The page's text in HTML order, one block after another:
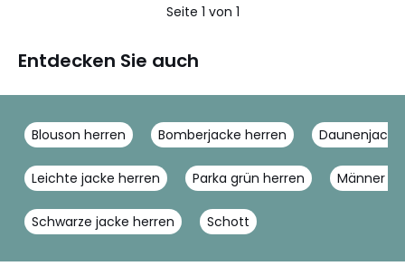
Seite 1 von 1
Entdecken Sie auch
Blouson herren Bomberjacke herren
Leichte jacke herren Parka grün herren Männer
Schwarze jacke herren Schott